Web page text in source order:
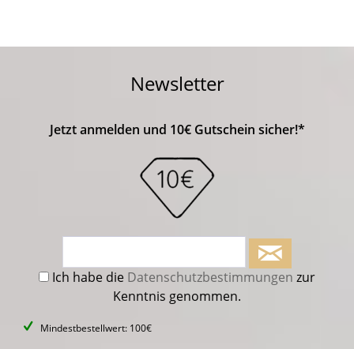
Newsletter
Jetzt anmelden und 10€ Gutschein sicher!*
Ich habe die Datenschutzbestimmungen zur
Kenntnis genommen.
Mindestbestellwert: 100€